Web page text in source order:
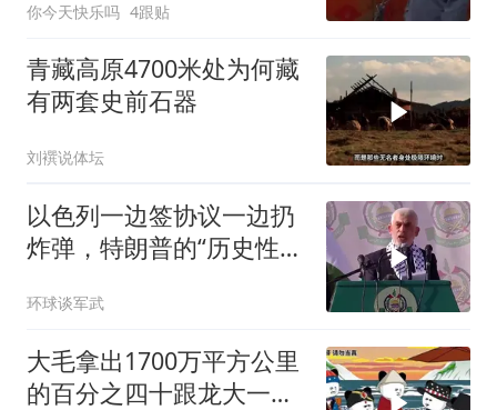
你今天快乐吗 4跟贴
青藏高原4700米处为何藏
有两套史前石器
刘襈说体坛
以色列一边签协议一边扔
炸弹，特朗普的“历史性协
环球谈军武
大毛拿出1700万平方公里
的百分之四十跟龙大一起